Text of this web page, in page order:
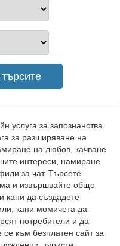
услуга за запознанства
за разширяване на
на любов, качване
интереси, намиране
за чат. Търсете
и извършвайте общо
кани да създадете
кани момичета да
потребители и да
към безплатен сайт за